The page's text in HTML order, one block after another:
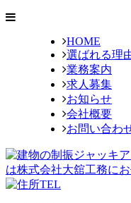
HOME
選ばれる理
業務案内
求人募集
お知らせ
会社概要
お問い合わ